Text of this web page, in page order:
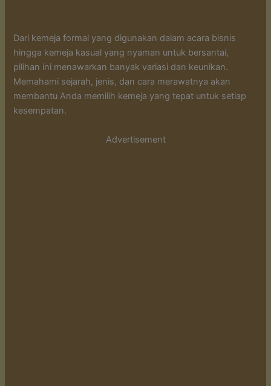
Dari kemeja formal yang digunakan dalam acara bisnis
hingga kemeja kasual yang nyaman untuk bersantai,
pilihan ini menawarkan banyak variasi dan keunikan.
Memahami sejarah, jenis, dan cara merawatnya akan
membantu Anda memilih kemeja yang tepat untuk setiap
kesempatan.
Advertisement